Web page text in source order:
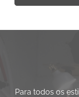
Para todos os